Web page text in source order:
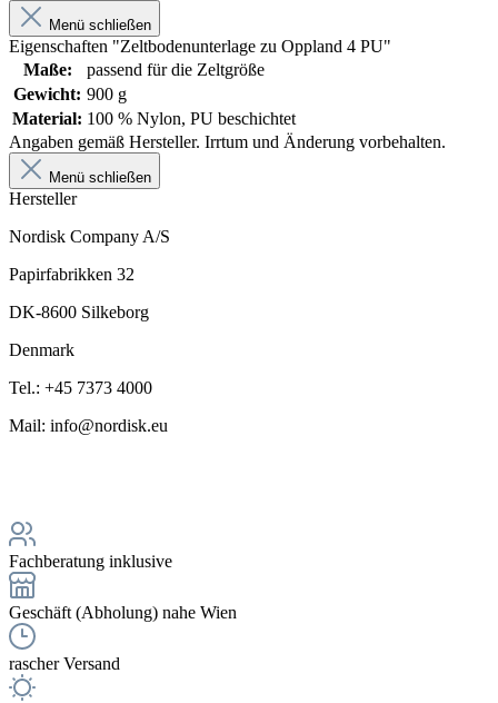
Menü schließen
Eigenschaften "Zeltbodenunterlage zu Oppland 4 PU"
Maße:
passend für die Zeltgröße
Gewicht: 900 g
Material: 100 % Nylon, PU beschichtet
Angaben gemäß Hersteller. Irrtum und Änderung vorbehalten.
Menü schließen
Hersteller
Nordisk Company A/S
Papirfabrikken 32
DK-8600 Silkeborg
Denmark
Tel.: +45 7373 4000
Mail: info@nordisk.eu
Fachberatung inklusive
Geschäft (Abholung) nahe Wien
rascher Versand